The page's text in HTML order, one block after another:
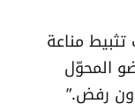
تثبيط مناعة
المحوّل
رفض.”